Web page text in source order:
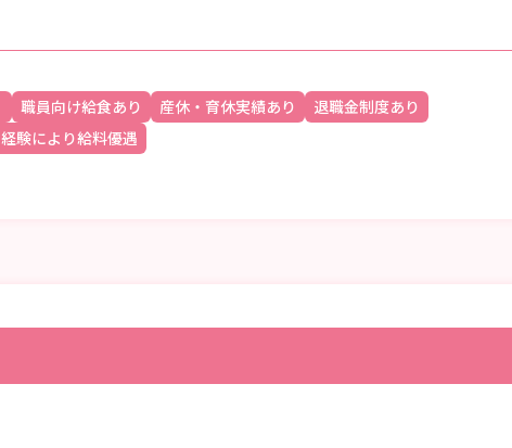
職員向け給食あり 産休・育休実績あり
退職金制度あり
経験により給料優遇